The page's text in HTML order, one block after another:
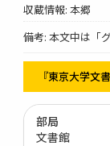
収蔵情報: 本郷
備考: 本文中は「
『東京大学文
部局
文書館